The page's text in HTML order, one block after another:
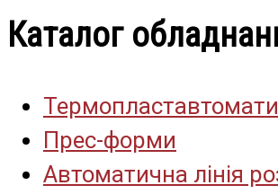
Каталог
Термопластавтомати
Прес-форми
Автоматична лінія